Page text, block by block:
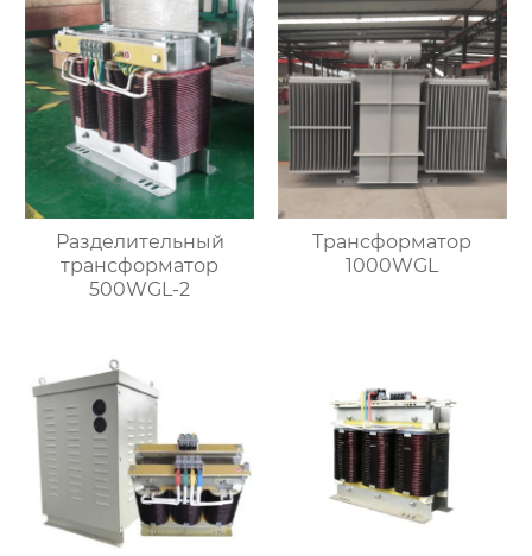
Разделительный
трансформатор
500WGL-2
Трансформатор
1000WGL